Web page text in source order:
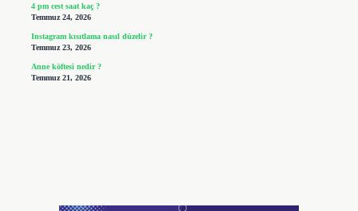
4 pm cest saat kaç ?
Temmuz 24, 2026
Instagram kısıtlama nasıl düzelir ?
Temmuz 23, 2026
Anne köftesi nedir ?
Temmuz 21, 2026